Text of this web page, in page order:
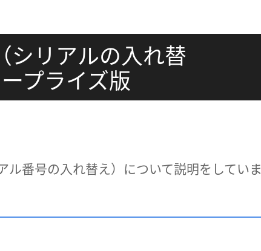
シリアルの入れ替
プライズ版
番号の入れ替え）について説明をしていま